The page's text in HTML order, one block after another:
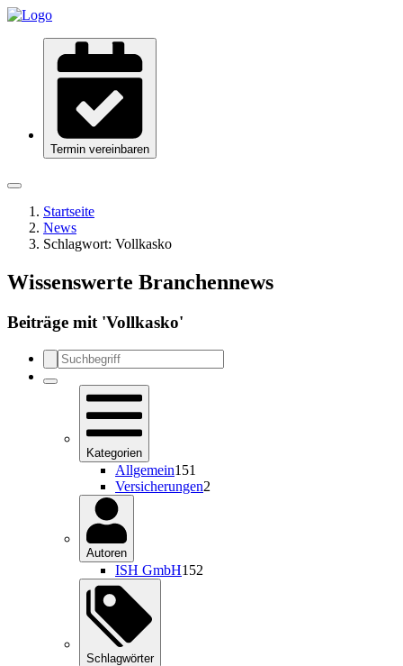
Termin vereinbaren
Startseite
News
Schlagwort: Vollkasko
Wissenswerte Branchennews
Beiträge mit 'Vollkasko'
Kategorien
Allgemein151
Versicherungen2
Autoren
ISH GmbH152
Schlagwörter